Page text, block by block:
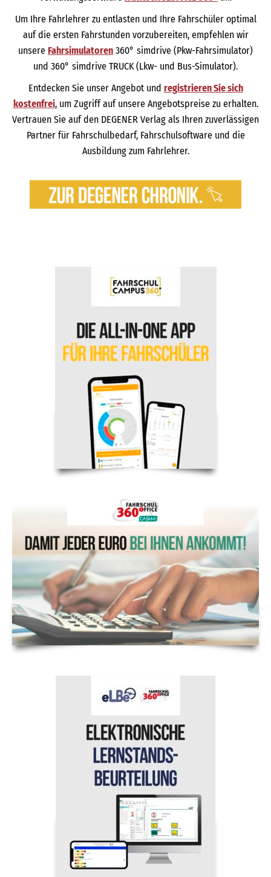
Um Ihre Fahrlehrer zu entlasten und Ihre Fahrschüler optimal
auf die ersten Fahrstunden vorzubereiten, empfehlen wir
unsere Fahrsimulatoren 360° simdrive (Pkw-Fahrsimulator)
und 360° simdrive TRUCK (Lkw- und Bus-Simulator).
Entdecken Sie unser Angebot und registrieren Sie sich
kostenfrei, um Zugriff auf unsere Angebotspreise zu erhalten.
Vertrauen Sie auf den DEGENER Verlag als Ihren zuverlässigen
Partner für Fahrschulbedarf, Fahrschulsoftware und die
Ausbildung zum Fahrlehrer.